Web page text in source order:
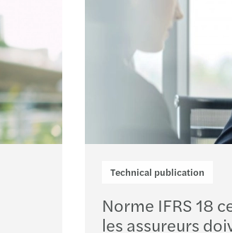
Technical publication
Norme IFRS 18
les assureurs